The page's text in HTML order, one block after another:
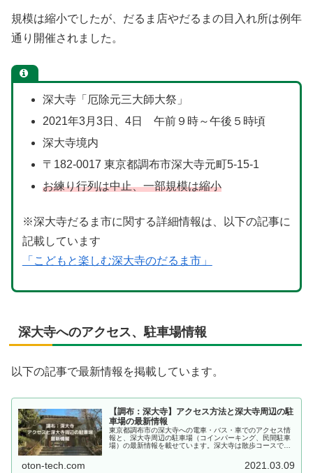
規模は縮小でしたが、だるま店やだるまの目入れ所は例年
通り開催されました。
深大寺「厄除元三大師大祭」
2021年3月3日、4日 午前９時～午後５時頃
深大寺境内
〒182-0017 東京都調布市深大寺元町5-15-1
お練り行列は中止、一部規模は縮小
※深大寺だるま市に関する詳細情報は、以下の記事に
記載しています
「こどもと楽しむ深大寺のだるま市」
深大寺へのアクセス、駐車場情報
以下の記事で最新情報を掲載しています。
【調布：深大寺】アクセス方法と深大寺周辺の駐
車場の最新情報
東京都調布市の深大寺への電車・バス・車でのアクセス情
報と、深大寺周辺の駐車場（コインパーキング、民間駐車
場）の最新情報を載せています。深大寺は散歩コースであ
oton-tech.com 2021.03.09